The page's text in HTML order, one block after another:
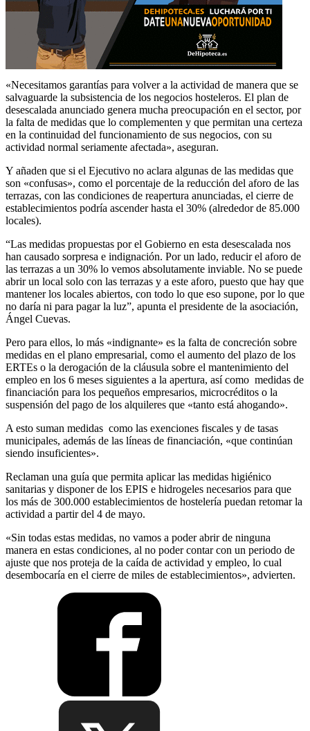
«Necesitamos garantías para volver a la actividad de manera que se
salvaguarde la subsistencia de los negocios hosteleros. El plan de
desescalada anunciado genera mucha preocupación en el sector, por
la falta de medidas que lo complementen y que permitan una certeza
en la continuidad del funcionamiento de sus negocios, con su
actividad normal seriamente afectada», aseguran.
Y añaden que si el Ejecutivo no aclara algunas de las medidas que
son «confusas», como el porcentaje de la reducción del aforo de las
terrazas, con las condiciones de reapertura anunciadas, el cierre de
establecimientos podría ascender hasta el 30% (alrededor de 85.000
locales).
“Las medidas propuestas por el Gobierno en esta desescalada nos
han causado sorpresa e indignación. Por un lado, reducir el aforo de
las terrazas a un 30% lo vemos absolutamente inviable. No se puede
abrir un local solo con las terrazas y a este aforo, puesto que hay que
mantener los locales abiertos, con todo lo que eso supone, por lo que
no daría ni para pagar la luz”, apunta el presidente de la asociación,
Ángel Cuevas.
Pero para ellos, lo más «indignante» es la falta de concreción sobre
medidas en el plano empresarial, como el aumento del plazo de los
ERTEs o la derogación de la cláusula sobre el mantenimiento del
empleo en los 6 meses siguientes a la apertura, así como medidas de
financiación para los pequeños empresarios, microcréditos o la
suspensión del pago de los alquileres que «tanto está ahogando».
A esto suman medidas como las exenciones fiscales y de tasas
municipales, además de las líneas de financiación, «que continúan
siendo insuficientes».
Reclaman una guía que permita aplicar las medidas higiénico
sanitarias y disponer de los EPIS e hidrogeles necesarios para que
los más de 300.000 establecimientos de hostelería puedan retomar la
actividad a partir del 4 de mayo.
«Sin todas estas medidas, no vamos a poder abrir de ninguna
manera en estas condiciones, al no poder contar con un periodo de
ajuste que nos proteja de la caída de actividad y empleo, lo cual
desembocaría en el cierre de miles de establecimientos», advierten.